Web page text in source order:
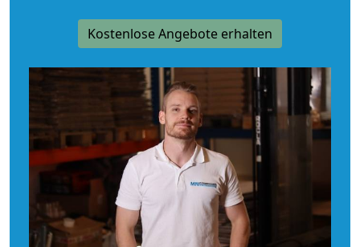
Kostenlose Angebote erhalten